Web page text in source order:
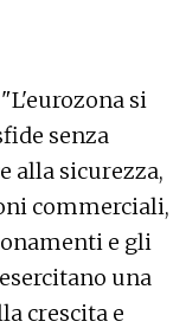
si
senza
alla sicurezza,
commerciali,
e gli
una
crescita e